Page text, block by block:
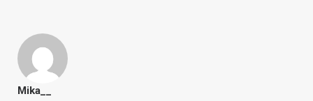
Mika__